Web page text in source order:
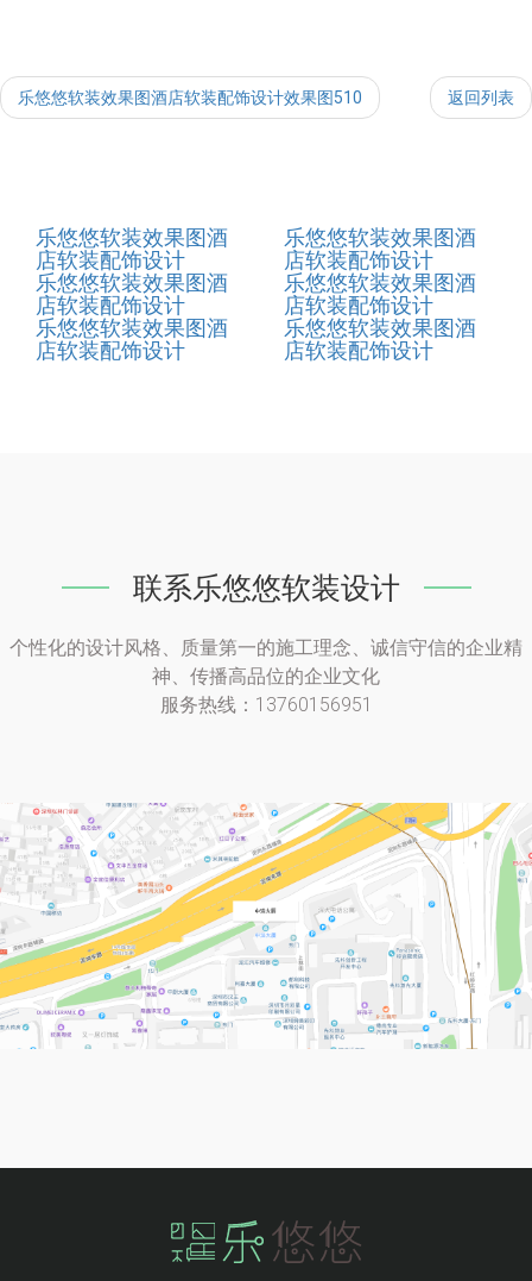
乐悠悠软装效果图酒店软装配饰设计效果图510 返回列表
乐悠悠软装效果图酒
店软装配饰设计
乐悠悠软装效果图酒
店软装配饰设计
乐悠悠软装效果图酒
店软装配饰设计
乐悠悠软装效果图酒
店软装配饰设计
乐悠悠软装效果图酒
店软装配饰设计
乐悠悠软装效果图酒
店软装配饰设计
联系乐悠悠软装设计
个性化的设计风格、质量第一的施工理念、诚信守信的企业精
神、传播高品位的企业文化
服务热线：13760156951